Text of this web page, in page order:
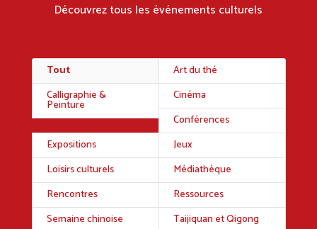
Découvrez tous les événements culturels
Tout
Art du thé
Calligraphie &
Peinture
Cinéma
Conférences
Expositions
Jeux
Loisirs culturels
Médiathèque
Rencontres
Ressources
Semaine chinoise
Taijiquan et Qigong